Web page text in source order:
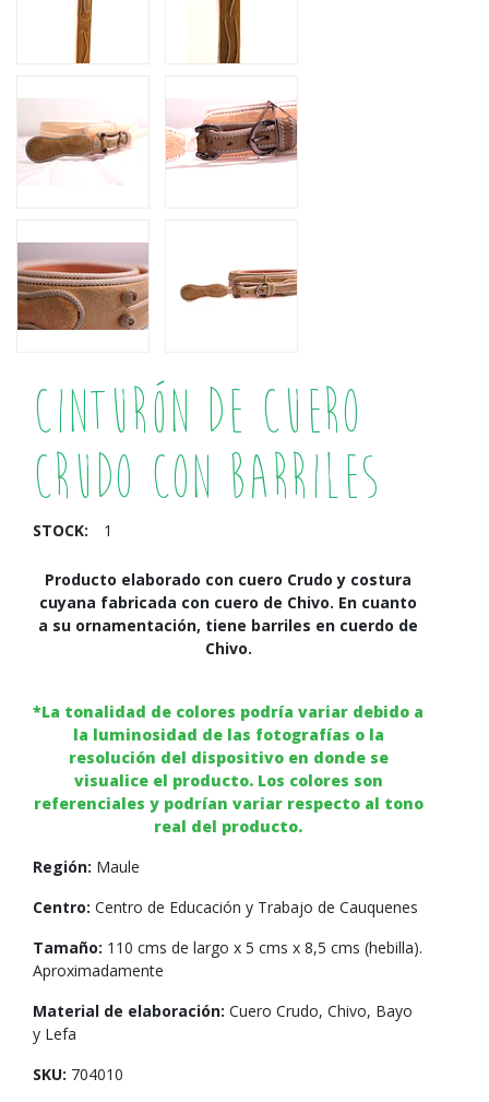
Cinturón de Cuero
Crudo con Barriles
STOCK: 1
Producto elaborado con cuero Crudo y costura
cuyana fabricada con cuero de Chivo. En cuanto
a su ornamentación, tiene barriles en cuerdo de
Chivo.
*La tonalidad de colores podría variar debido a
la luminosidad de las fotografías o la
resolución del dispositivo en donde se
visualice el producto. Los colores son
referenciales y podrían variar respecto al tono
real del producto.
Región: Maule
Centro: Centro de Educación y Trabajo de Cauquenes
Tamaño: 110 cms de largo x 5 cms x 8,5 cms (hebilla).
Aproximadamente
Material de elaboración: Cuero Crudo, Chivo, Bayo
y Lefa
SKU: 704010